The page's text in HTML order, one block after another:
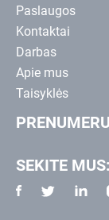
Paslaugos
Kontaktai
Darbas
Apie mus
Taisyklės
SEKITE MUS: